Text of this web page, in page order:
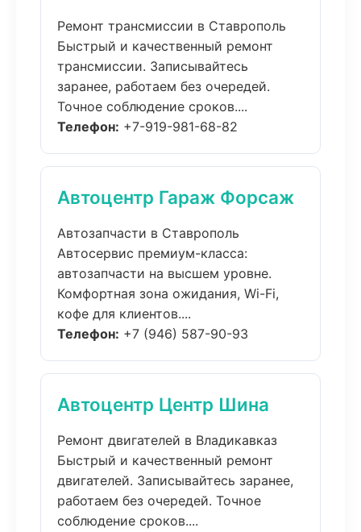
Ремонт трансмиссии в Ставрополь
Быстрый и качественный ремонт
трансмиссии. Записывайтесь
заранее, работаем без очередей.
Точное соблюдение сроков....
Телефон: +7-919-981-68-82
Автоцентр Гараж Форсаж
Автозапчасти в Ставрополь
Автосервис премиум-класса:
автозапчасти на высшем уровне.
Комфортная зона ожидания, Wi-Fi,
кофе для клиентов....
Телефон: +7 (946) 587-90-93
Автоцентр Центр Шина
Ремонт двигателей в Владикавказ
Быстрый и качественный ремонт
двигателей. Записывайтесь заранее,
работаем без очередей. Точное
соблюдение сроков....